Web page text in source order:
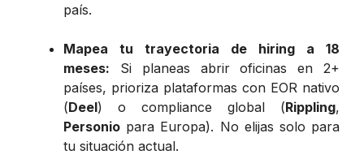
país.
Mapea tu trayectoria de hiring a 18
meses: Si planeas abrir oficinas en 2+
países, prioriza plataformas con EOR nativo
(Deel) o compliance global (Rippling,
Personio para Europa). No elijas solo para
tu situación actual.